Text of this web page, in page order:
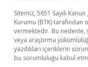
Sitemiz, 5651 Sayılı
Kurumu (BTK) tarafından
vermektedir. Bu
veya araştırma
yazdıkları içeriklerin
bu sorumluluğu kabul